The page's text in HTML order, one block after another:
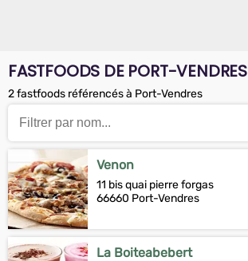
FASTFOODS DE PORT-VENDRES
2 fastfoods référencés à Port-Vendres
Venon
11 bis quai pierre forgas
66660 Port-Vendres
La Boiteabebert